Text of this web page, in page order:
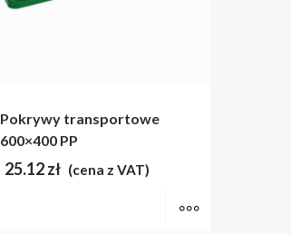
Pokrywy transportowe
600×400 PP
25.12zł (cena z VAT)